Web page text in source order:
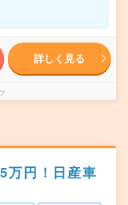
詳しく見る
万円！日産車